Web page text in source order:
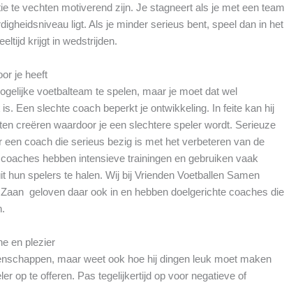
te vechten motiverend zijn. Je stagneert als je met een team
ligt. Als je minder serieus bent, speel dan in het
krijgt in wedstrijden.
je heeft
voetbalteam te spelen, maar je moet dat wel
Een slechte coach beperkt je ontwikkeling. In feite kan hij
creëren waardoor je een slechtere speler wordt. Serieuze
coach die serieus bezig is met het verbeteren van de
hebben intensieve trainingen en gebruiken vaak
hun spelers te halen. Wij bij Vrienden Voetballen Samen
geloven daar ook in en hebben doelgerichte coaches die
en plezier
maar weet ook hoe hij dingen leuk moet maken
op te offeren. Pas tegelijkertijd op voor negatieve of